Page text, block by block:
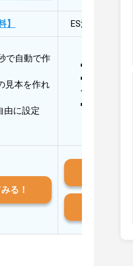
】 ES添削・面接
で自動で作
見本を作れ
由に設定
30秒以
30秒以
作成
AIと対
る！
iOS